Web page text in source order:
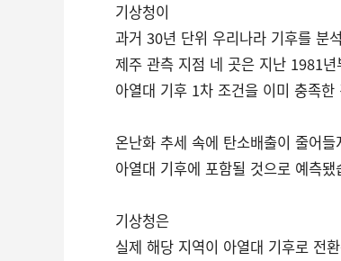
기상청이
과거 30년 단위 우리나라 기후를 분
제주 관측 지점 네 곳은 지난 1981
아열대 기후 1차 조건을 이미 충족
온난화 추세 속에 탄소배출이 줄어
아열대 기후에 포함될 것으로 예측됐
기상청은
실제 해당 지역이 아열대 기후로 전